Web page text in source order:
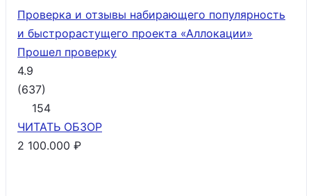
Проверка и отзывы набирающего популярность
и быстрорастущего проекта «Аллокации»
Прошел проверку
4.9
(637)
154
ЧИТАТЬ ОБЗОР
2 100.000 ₽